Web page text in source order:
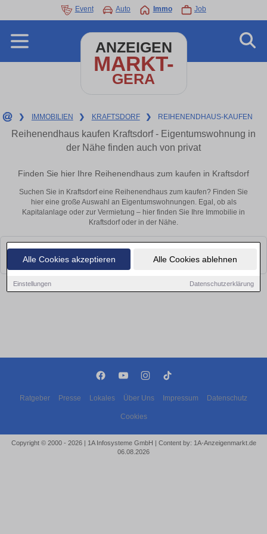
Alle Cookies akzeptieren Alle Cookies ablehnen
Einstellungen Datenschutzerklärung
Event Auto Immo Job
ANZEIGEN
MARKT-
GERA
❯ IMMOBILIEN ❯ KRAFTSDORF ❯ REIHENENDHAUS-KAUFEN
Reihenendhaus kaufen Kraftsdorf - Eigentumswohnung in
der Nähe finden auch von privat
Finden Sie hier Ihre Reihenendhaus zum kaufen in Kraftsdorf
Suchen Sie in Kraftsdorf eine Reihenendhaus zum kaufen? Finden Sie
hier eine große Auswahl an Eigentumswohnungen. Egal, ob als
Kapitalanlage oder zur Vermietung – hier finden Sie Ihre Immobilie in
Kraftsdorf oder in der Nähe.
Leider konnten wir derzeit keine passenden Objekte finden. Schauen Sie
bald wieder vorbei!
Ratgeber Presse Lokales Über Uns Impressum Datenschutz
Cookies
Copyright © 2000 - 2026 | 1A Infosysteme GmbH | Content by: 1A-Anzeigenmarkt.de
06.08.2026